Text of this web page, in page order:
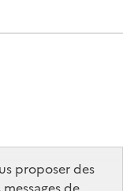
proposer des